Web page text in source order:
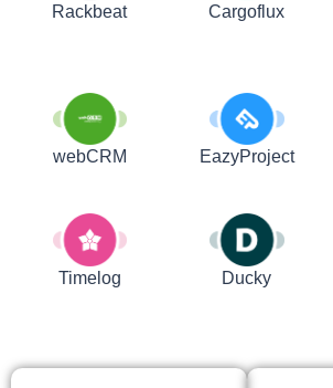
Rackbeat Cargoflux
webCRM EazyProject
Timelog Ducky